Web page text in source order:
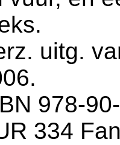
uitg.
978-
334